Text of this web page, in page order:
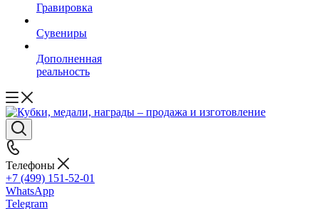
Гравировка
Сувениры
Дополненная
реальность
Телефоны
+7 (499) 151-52-01
WhatsApp
Telegram